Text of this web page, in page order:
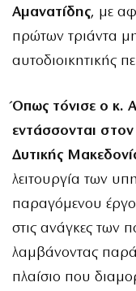
Αμανατίδης, με
πρώτων τριάντα
αυτοδιοικητικής
Όπως τόνισε ο κ.
εντάσσονται
Δυτικής
λειτουργία των
παραγόμενου
στις ανάγκες των
λαμβάνοντας
πλαίσιο που